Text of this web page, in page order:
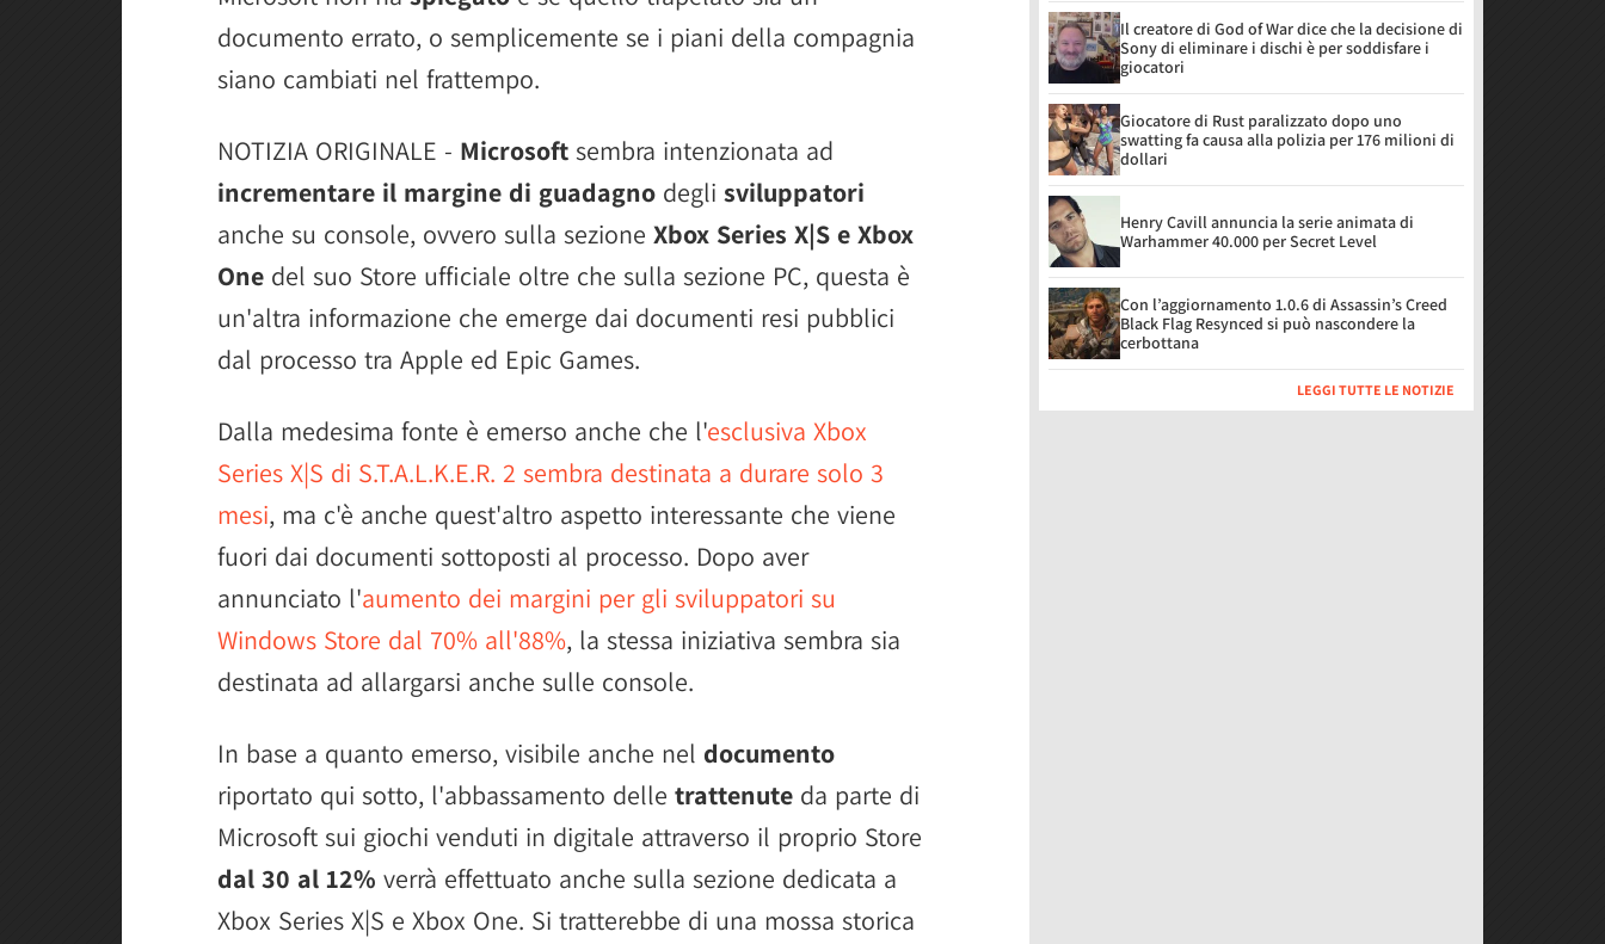
documento errato, o semplicemente se i piani della compagnia
siano cambiati nel frattempo.
NOTIZIA ORIGINALE - Microsoft sembra intenzionata ad
incrementare il margine di guadagno degli sviluppatori
anche su console, ovvero sulla sezione Xbox Series X|S e Xbox
One del suo Store ufficiale oltre che sulla sezione PC, questa è
un'altra informazione che emerge dai documenti resi pubblici
dal processo tra Apple ed Epic Games.
Dalla medesima fonte è emerso anche che l'esclusiva Xbox
Series X|S di S.T.A.L.K.E.R. 2 sembra destinata a durare solo 3
mesi, ma c'è anche quest'altro aspetto interessante che viene
fuori dai documenti sottoposti al processo. Dopo aver
annunciato l'aumento dei margini per gli sviluppatori su
Windows Store dal 70% all'88%, la stessa iniziativa sembra sia
destinata ad allargarsi anche sulle console.
In base a quanto emerso, visibile anche nel documento
riportato qui sotto, l'abbassamento delle trattenute da parte di
Microsoft sui giochi venduti in digitale attraverso il proprio Store
dal 30 al 12% verrà effettuato anche sulla sezione dedicata a
Xbox Series X|S e Xbox One. Si tratterebbe di una mossa storica
Il creatore di God of War dice che la decisione di
Sony di eliminare i dischi è per soddisfare i
giocatori
Giocatore di Rust paralizzato dopo uno
swatting fa causa alla polizia per 176 milioni di
dollari
Henry Cavill annuncia la serie animata di
Warhammer 40.000 per Secret Level
Con l’aggiornamento 1.0.6 di Assassin’s Creed
Black Flag Resynced si può nascondere la
cerbottana
LEGGI TUTTE LE NOTIZIE